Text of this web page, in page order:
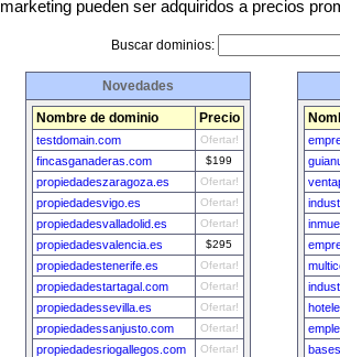
marketing pueden ser adquiridos a precios
Buscar dominios:
Novedades
Nombre de dominio Precio
testdomain.com Ofertar!
fincasganaderas.com $199
propiedadeszaragoza.es Ofertar!
propiedadesvigo.es Ofertar!
propiedadesvalladolid.es Ofertar!
propiedadesvalencia.es $295
propiedadestenerife.es Ofertar!
propiedadestartagal.com Ofertar!
propiedadessevilla.es Ofertar!
propiedadessanjusto.com Ofertar!
propiedadesriogallegos.com Ofertar!